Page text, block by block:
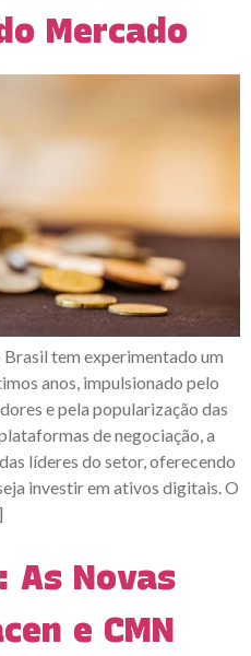
Mercado
tem experimentado um
anos, impulsionado pelo
e pela popularização das
de negociação, a
líderes do setor, oferecendo
investir em ativos digitais. O
As Novas
e CMN